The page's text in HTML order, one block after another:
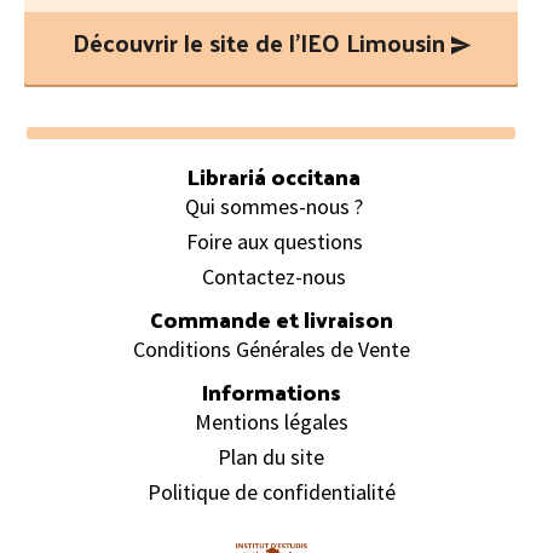
Découvrir le site de l’IEO Limousin
Footer Librariá occitana
Qui sommes-nous ?
Foire aux questions
Contactez-nous
Commande et livraison
Conditions Générales de Vente
Informations
Mentions légales
Plan du site
Politique de confidentialité